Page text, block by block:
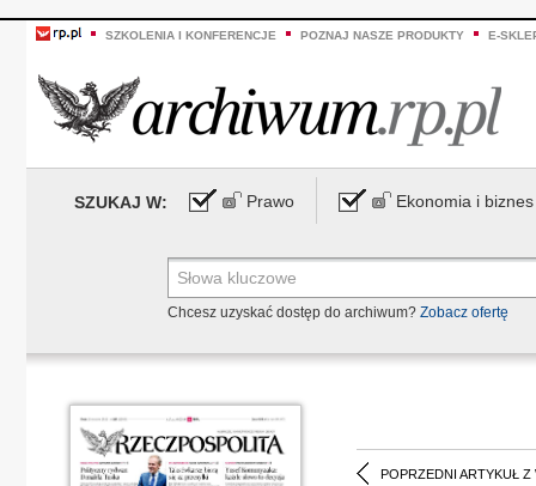
SZKOLENIA I KONFERENCJE POZNAJ NASZE PRODUKTY E-
SZUKAJ W: Prawo Ekonomia i biznes
Chcesz uzyskać dostęp do archiwum? Zobacz ofertę
POPRZEDNI ARTYKUŁ Z